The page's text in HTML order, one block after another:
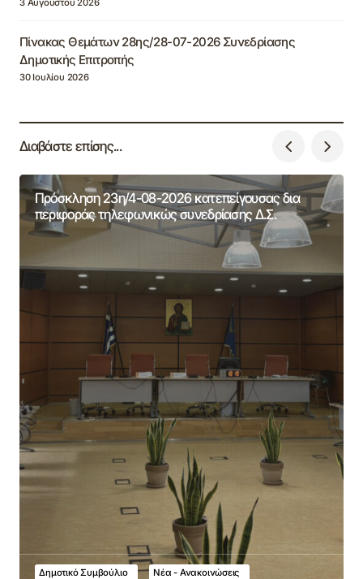
3 Αυγούστου 2026
Πίνακας Θεμάτων 28ης/28-07-2026 Συνεδρίασης
Δημοτικής Επιτροπής
30 Ιουλίου 2026
Διαβάστε επίσης...
Πρόσκληση 23η/4-08-2026 κατεπείγουσας δια
περιφοράς τηλεφωνικώς συνεδρίασης Δ.Σ.
Δημοτικό Συμβούλιο
Νέα - Ανακοινώσεις